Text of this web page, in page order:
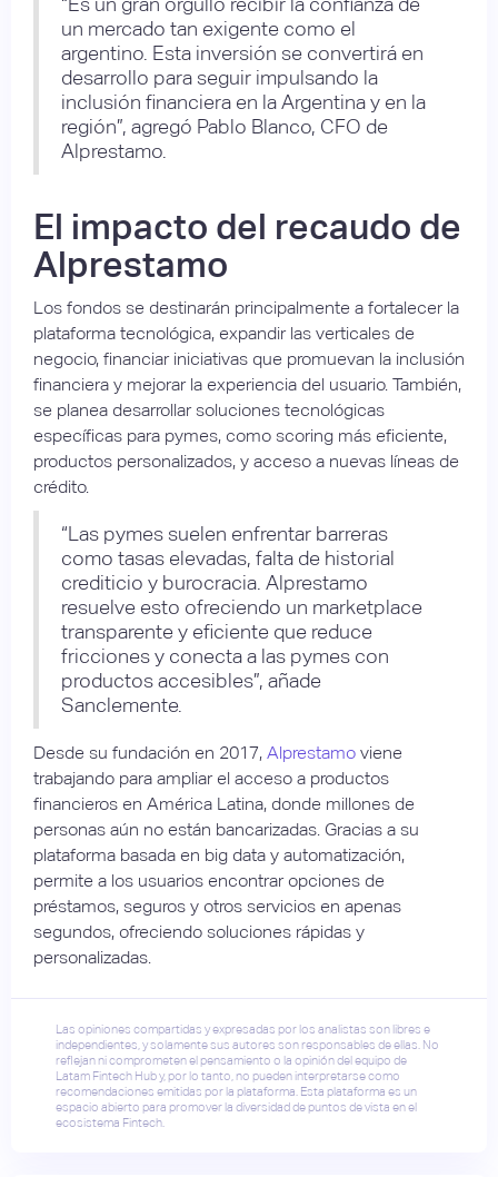
un mercado tan exigente como el
argentino. Esta inversión se convertirá en
desarrollo para seguir impulsando la
inclusión financiera en la Argentina y en la
región”, agregó Pablo Blanco, CFO de
Alprestamo.
El impacto del recaudo de
Alprestamo
Los fondos se destinarán principalmente a fortalecer la
plataforma tecnológica, expandir las verticales de
negocio, financiar iniciativas que promuevan la inclusión
financiera y mejorar la experiencia del usuario. También,
se planea desarrollar soluciones tecnológicas
específicas para pymes, como scoring más eficiente,
productos personalizados, y acceso a nuevas líneas de
crédito.
“Las pymes suelen enfrentar barreras
como tasas elevadas, falta de historial
crediticio y burocracia. Alprestamo
resuelve esto ofreciendo un marketplace
transparente y eficiente que reduce
fricciones y conecta a las pymes con
productos accesibles”, añade
Sanclemente.
Desde su fundación en 2017, Alprestamo viene
trabajando para ampliar el acceso a productos
financieros en América Latina, donde millones de
personas aún no están bancarizadas. Gracias a su
plataforma basada en big data y automatización,
permite a los usuarios encontrar opciones de
préstamos, seguros y otros servicios en apenas
segundos, ofreciendo soluciones rápidas y
personalizadas.
Las opiniones compartidas y expresadas por los analistas son libres e
independientes, y solamente sus autores son responsables de ellas. No
reflejan ni comprometen el pensamiento o la opinión del equipo de
Latam Fintech Hub y, por lo tanto, no pueden interpretarse como
recomendaciones emitidas por la plataforma. Esta plataforma es un
espacio abierto para promover la diversidad de puntos de vista en el
ecosistema Fintech.